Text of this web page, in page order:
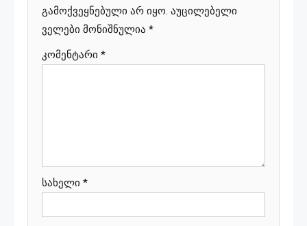
გამოქვეყნებული არ იყო. აუცილებელი
ველები მონიშნულია *
კომენტარი *
სახელი *